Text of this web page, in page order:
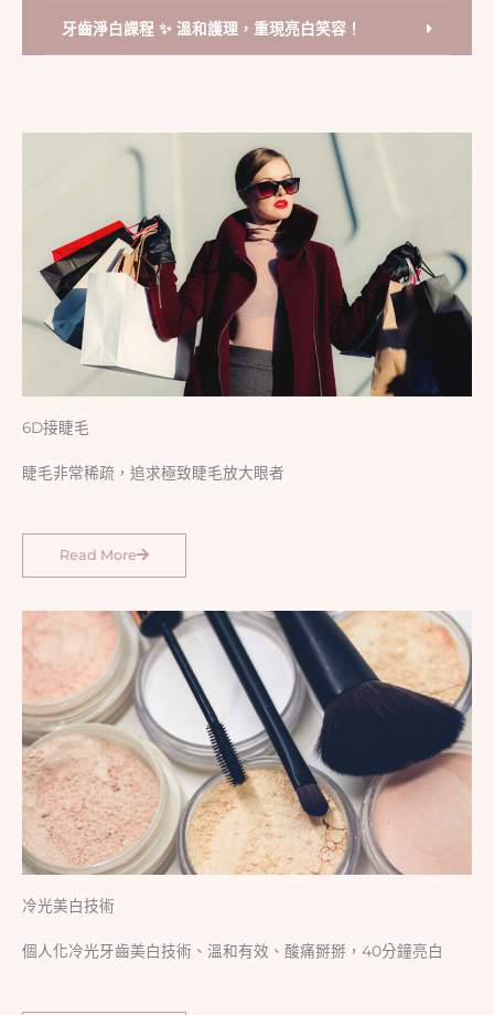
牙齒淨白課程 ✨ 溫和護理，重現亮白笑容！
6D接睫毛
睫毛非常稀疏，追求極致睫毛放大眼者
Read More
冷光美白技術
個人化冷光牙齒美白技術、溫和有效、酸痛掰掰，40分鐘亮白